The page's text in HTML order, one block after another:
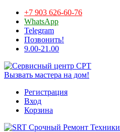
+7 903 626-60-76
WhatsApp
Telegram
Позвонить!
9.00-21.00
Вызвать мастера на дом!
Регистрация
Вход
Корзина
Срочный Ремонт Техники